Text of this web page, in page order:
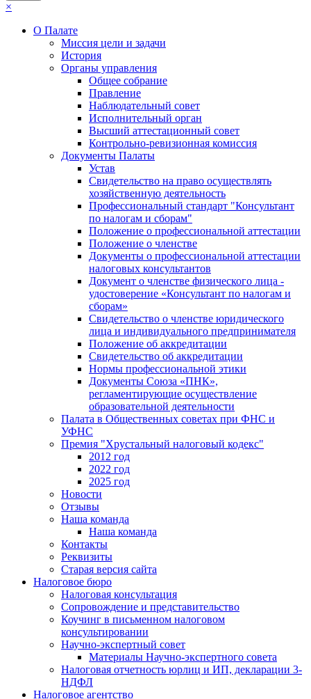
×
О Палате
Миссия цели и задачи
История
Органы управления
Общее собрание
Правление
Наблюдательный совет
Исполнительный орган
Высший аттестационный совет
Контрольно-ревизионная комиссия
Документы Палаты
Устав
Свидетельство на право осуществлять
хозяйственную деятельность
Профессиональный стандарт "Консультант
по налогам и сборам"
Положение о профессиональной аттестации
Положение о членстве
Документы о профессиональной аттестации
налоговых консультантов
Документ о членстве физического лица -
удостоверение «Консультант по налогам и
сборам»
Свидетельство о членстве юридического
лица и индивидуального предпринимателя
Положение об аккредитации
Свидетельство об аккредитации
Нормы профессиональной этики
Документы Союза «ПНК»,
регламентирующие осуществление
образовательной деятельности
Палата в Общественных советах при ФНС и
УФНС
Премия "Хрустальный налоговый кодекс"
2012 год
2022 год
2025 год
Новости
Отзывы
Наша команда
Наша команда
Контакты
Реквизиты
Старая версия сайта
Налоговое бюро
Налоговая консультация
Cопровождение и представительство
Коучинг в письменном налоговом
консультировании
Научно-экспертный совет
Материалы Научно-экспертного совета
Налоговая отчетность юрлиц и ИП, декларации 3-
НДФЛ
Налоговое агентство